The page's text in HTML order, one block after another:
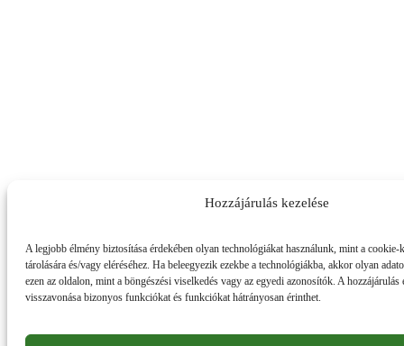
Hozzájárulás kezelése
A legjobb élmény biztosítása érdekében olyan technológiákat használunk, mint a cookie-
tárolására és/vagy eléréséhez. Ha beleegyezik ezekbe a technológiákba, akkor olyan
ezen az oldalon, mint a böngészési viselkedés vagy az egyedi azonosítók. A hozzájárulás
visszavonása bizonyos funkciókat és funkciókat hátrányosan érinthet.